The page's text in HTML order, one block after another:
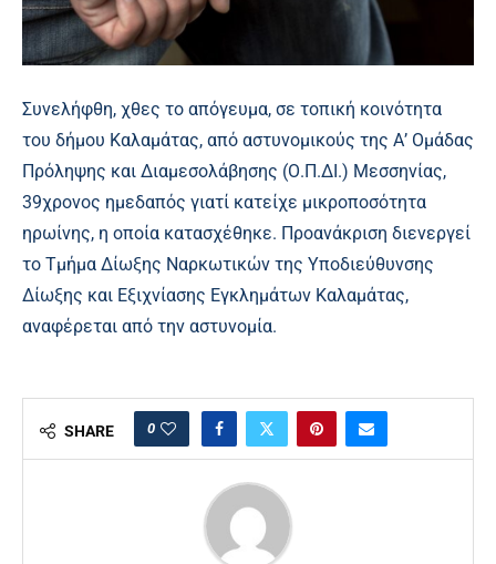
Συνελήφθη, χθες το απόγευμα, σε τοπική κοινότητα
του δήμου Καλαμάτας, από αστυνομικούς της Α’ Ομάδας
Πρόληψης και Διαμεσολάβησης (Ο.Π.ΔΙ.) Μεσσηνίας,
39χρονος ημεδαπός γιατί κατείχε μικροποσότητα
ηρωίνης, η οποία κατασχέθηκε. Προανάκριση διενεργεί
το Τμήμα Δίωξης Ναρκωτικών της Υποδιεύθυνσης
Δίωξης και Εξιχνίασης Εγκλημάτων Καλαμάτας,
αναφέρεται από την αστυνομία.
SHARE 0